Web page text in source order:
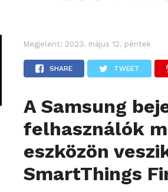
Megjelent: 2023. május 12. péntek
SHARE TWEET
A Samsung
felhasználók
eszközön
SmartThings